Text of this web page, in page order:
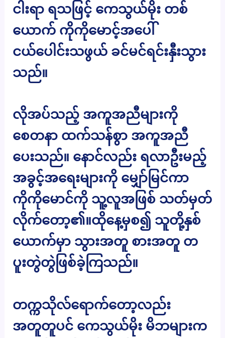
ငါးရာ ရသဖြင့် ကေသွယ်မိုး တစ်
ယောက် ကိုကိုမောင့်အပေါ်
ငယ်ပေါင်းသဖွယ် ခင်မင်ရင်းနှီးသွား
သည်။
လိုအပ်သည့် အကူအညီများကို
စေတနာ ထက်သန်စွာ အကူအညီ
ပေးသည်။ နောင်လည်း ရလာဦးမည့်
အခွင့်အရေးများကို မျှော်မြင်ကာ
ကိုကိုမောင်ကို သူ့လူအဖြစ် သတ်မှတ်
လိုက်တော့၏။ထိုနေ့မှစ၍ သူတို့နှစ်
ယောက်မှာ သွားအတူ စားအတူ တ
ပူးတွဲတွဲဖြစ်ခဲ့ကြသည်။
တက္ကသိုလ်ရောက်တော့လည်း
အတူတူပင် ကေသွယ်မိုး မိဘများက